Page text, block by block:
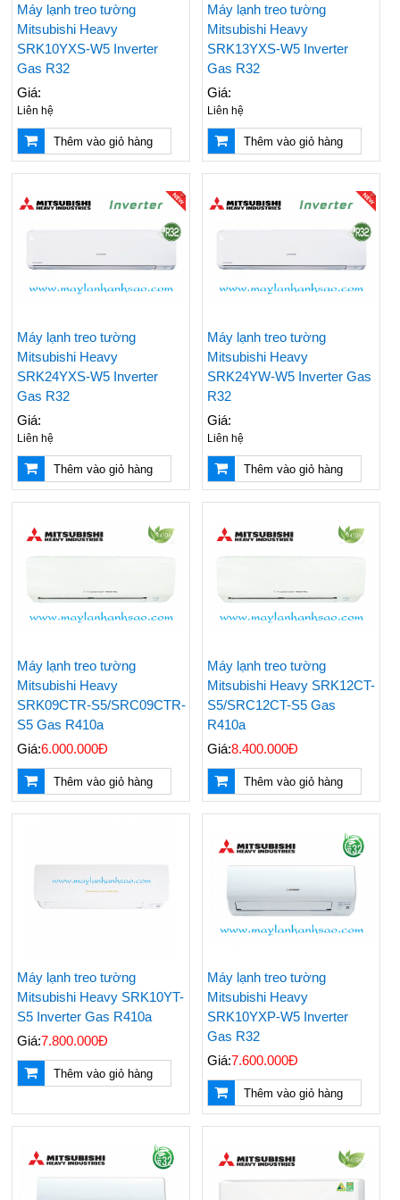
Máy lạnh treo tường
Mitsubishi Heavy
SRK10YXS-W5 Inverter
Gas R32
Giá:
Liên hệ
Thêm vào giỏ hàng
Máy lạnh treo tường
Mitsubishi Heavy
SRK13YXS-W5 Inverter
Gas R32
Giá:
Liên hệ
Thêm vào giỏ hàng
Máy lạnh treo tường
Mitsubishi Heavy
SRK24YXS-W5 Inverter
Gas R32
Giá:
Liên hệ
Thêm vào giỏ hàng
Máy lạnh treo tường
Mitsubishi Heavy
SRK24YW-W5 Inverter Gas
R32
Giá:
Liên hệ
Thêm vào giỏ hàng
Máy lạnh treo tường
Mitsubishi Heavy
SRK09CTR-S5/SRC09CTR-
S5 Gas R410a
Giá:6.000.000Đ
Thêm vào giỏ hàng
Máy lạnh treo tường
Mitsubishi Heavy SRK12CT-
S5/SRC12CT-S5 Gas
R410a
Giá:8.400.000Đ
Thêm vào giỏ hàng
Máy lạnh treo tường
Mitsubishi Heavy SRK10YT-
S5 Inverter Gas R410a
Giá:7.800.000Đ
Thêm vào giỏ hàng
Máy lạnh treo tường
Mitsubishi Heavy
SRK10YXP-W5 Inverter
Gas R32
Giá:7.600.000Đ
Thêm vào giỏ hàng